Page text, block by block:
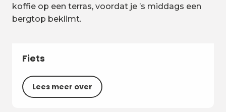
koffie op een terras, voordat je ’s middags een
bergtop beklimt.
Fiets
Lees meer over